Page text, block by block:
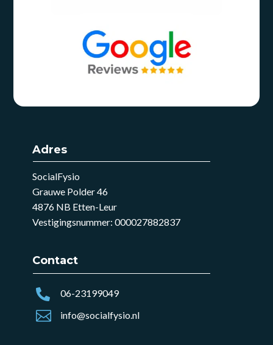
Adres
SocialFysio
Grauwe Polder 46
4876 NB Etten-Leur
Vestigingsnummer: 000027882837
Contact
 06-23199049
 info@socialfysio.nl